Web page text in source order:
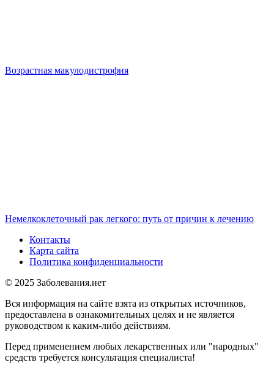
Возрастная макулодистрофия
Немелкоклеточный рак легкого: путь от причин к лечению
Контакты
Карта сайта
Политика конфиденциальности
© 2025 Заболевания.нет
Вся информация на сайте взята из открытых источников,
предоставлена в ознакомительных целях и не является
руководством к каким-либо действиям.
Перед применением любых лекарственных или "народных"
средств требуется консультация специалиста!